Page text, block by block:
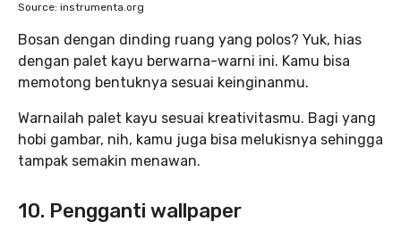
Source: instrumenta.org
Bosan dengan dinding ruang yang polos? Yuk, hias
dengan palet kayu berwarna-warni ini. Kamu bisa
memotong bentuknya sesuai keinginanmu.
Warnailah palet kayu sesuai kreativitasmu. Bagi yang
hobi gambar, nih, kamu juga bisa melukisnya sehingga
tampak semakin menawan.
10. Pengganti wallpaper